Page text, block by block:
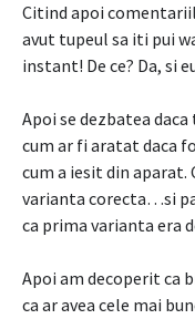
Citind apoi
avut tupeul sa iti pui
instant! De ce? Da, si
Apoi se dezbatea
cum ar fi aratat daca
cum a iesit din aparat.
varianta corecta…si
ca prima varianta era
Apoi am decoperit ca
ca ar avea cele mai